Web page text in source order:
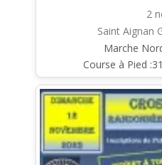
2
Saint Aignan
Marche
Course à Pied